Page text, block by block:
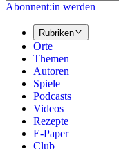
Abonnent:in werden
Rubriken
Orte
Themen
Autoren
Spiele
Podcasts
Videos
Rezepte
E-Paper
Club